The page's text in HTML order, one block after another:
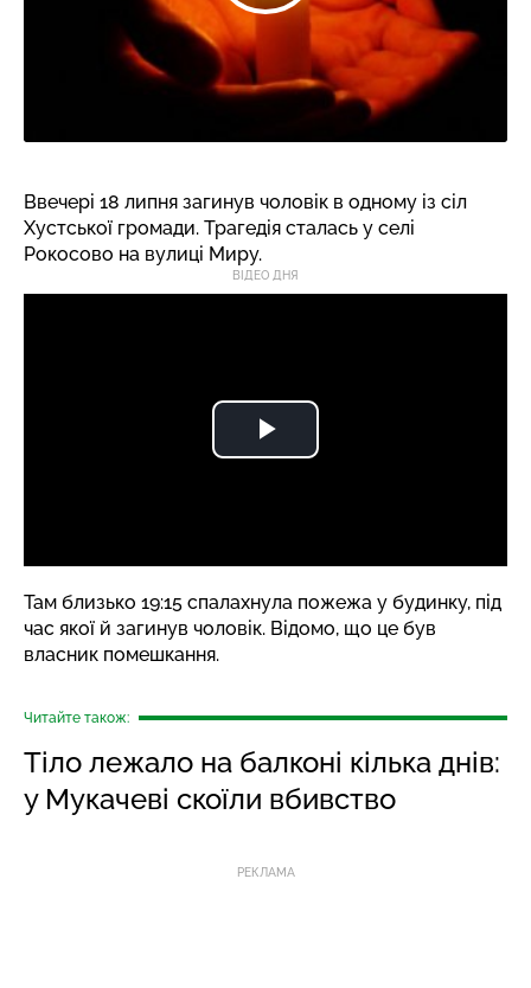
Ввечері 18 липня загинув чоловік в одному із сіл
Хустської громади. Трагедія сталась у селі
Рокосово на вулиці Миру.
ВІДЕО ДНЯ
Там близько 19:15 спалахнула пожежа у будинку, під
час якої й загинув чоловік. Відомо, що це був
власник помешкання.
Читайте також:
Тіло лежало на балконі кілька днів:
у Мукачеві скоїли вбивство
РЕКЛАМА